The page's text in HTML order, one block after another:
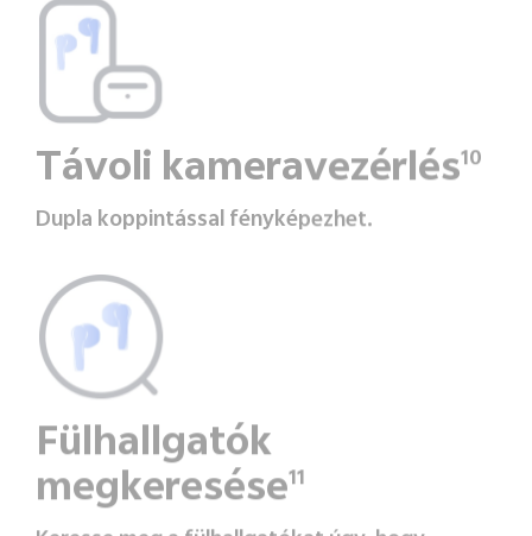
Távoli kameravezérlés10
Dupla koppintással fényképezhet.
Fülhallgatók
megkeresése11